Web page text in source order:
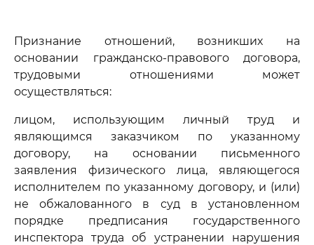
Признание отношений, возникших на
основании гражданско-правового договора,
трудовыми отношениями может
осуществляться:
лицом, использующим личный труд и
являющимся заказчиком по указанному
договору, на основании письменного
заявления физического лица, являющегося
исполнителем по указанному договору, и (или)
не обжалованного в суд в установленном
порядке предписания государственного
инспектора труда об устранении нарушения